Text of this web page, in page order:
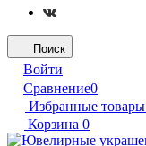
Поиск
Войти
Сравнение0
Избранные товары
Корзина 0